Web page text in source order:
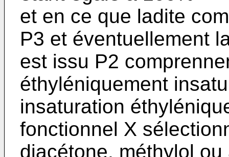
et en ce que ladite
P3 et éventuellement
est issu P2
éthyléniquement
insaturation
fonctionnel X
diacétone, méthylol